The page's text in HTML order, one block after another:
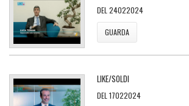
DEL 24022024
GUARDA
LIKE/SOLDI
DEL 17022024